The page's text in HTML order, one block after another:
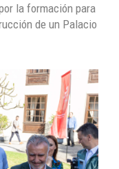
la formación para
de un Palacio